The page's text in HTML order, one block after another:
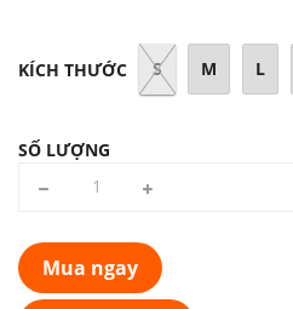
KÍCH THƯỚC S M L
SỐ LƯỢNG
Mua ngay